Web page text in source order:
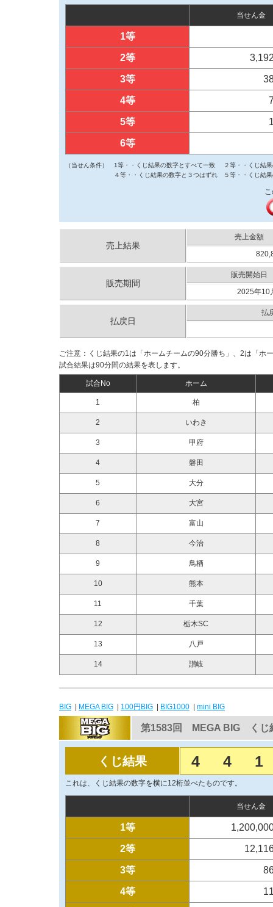
当せん金
1等
2等
3等
4等
5等
6等
（当せん条件） 1等・・くじ結果の数字とすべて一致
２等・・くじ結
４等・・くじ結果の数字と３つはずれ
５等・・くじ結
売上結果
売上金額
販売期間
販売開始日
2025年10
払戻日
払
ご注意：くじ結果の1は「ホームチームの90分勝ち」、2は「ホ
試合結果は90分間の結果を表します。
試合No ホーム
1 柏
2 いわき
3 甲府
4 磐田
5 大分
6 大宮
7 富山
8 今治
9 鳥栖
10 熊本
11 千葉
12 栃木SC
13 八戸
14 讃岐
BIG MEGA BIG 100円BIG BIG1000 mini BIG
第1583回 MEGA BIG くじ
くじ結果 4 4 1
これは、くじ結果の数字を横に12桁並べたものです。
当せん金
1等
2等
3等
4等